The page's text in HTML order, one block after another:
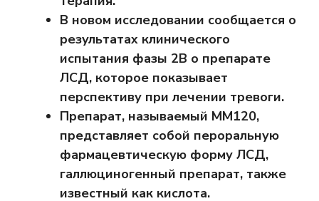
В новом исследовании сообщается о
результатах клинического
испытания фазы 2B о препарате
ЛСД, которое показывает
перспективу при лечении тревоги.
Препарат, называемый MM120,
представляет собой пероральную
фармацевтическую форму ЛСД,
галлюциногенный препарат, также
известный как кислота.